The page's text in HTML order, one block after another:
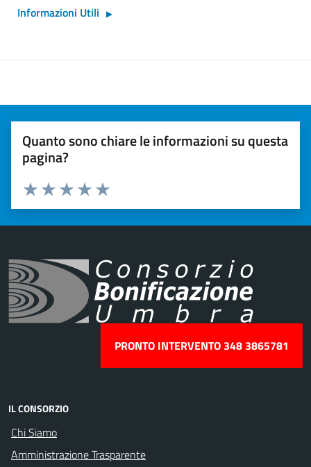
Informazioni Utili
Quanto sono chiare le informazioni su questa
pagina?
Valuta 5 stelle su 5
Valuta 4 stelle su 5
Valuta 3 stelle su 5
Valuta 2 stelle su 5
Valuta 1 stelle su 5
PRONTO INTERVENTO 348 3865781
IL CONSORZIO
Chi Siamo
Amministrazione Trasparente